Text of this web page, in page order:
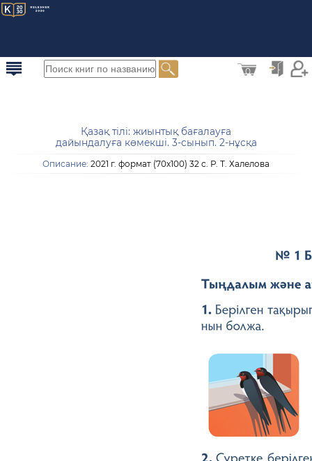
0
Қазақ тілі: жиынтық бағалауға
дайындалуға көмекші. 3-сынып. 2-нұсқа
Описание: 2021 г. формат (70х100) 32 с. Р. Т. Халелова